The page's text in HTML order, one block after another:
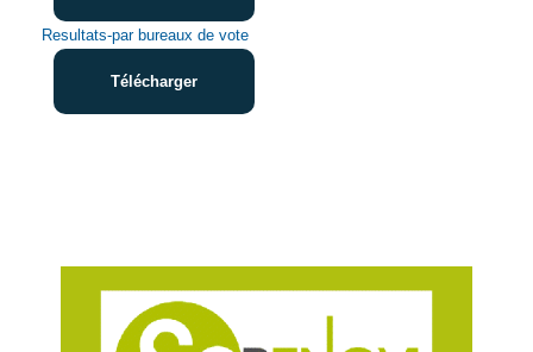
Resultats-par bureaux de vote
Télécharger